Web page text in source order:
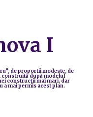
I
de proportii modeste, de
după modelul
construcţii mai mari, dar
a mai permis acest plan.